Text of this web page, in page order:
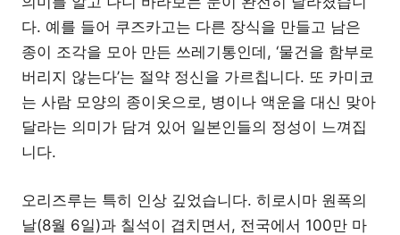
다. 예를 들어 쿠즈카고는 다른 장식을 만들고 남은
종이 조각을 모아 만든 쓰레기통인데, ‘물건을 함부로
버리지 않는다’는 절약 정신을 가르칩니다. 또 카미코
는 사람 모양의 종이옷으로, 병이나 액운을 대신 맞아
달라는 의미가 담겨 있어 일본인들의 정성이 느껴집
니다.
오리즈루는 특히 인상 깊었습니다. 히로시마 원폭의
날(8월 6일)과 칠석이 겹치면서, 전국에서 100만 마